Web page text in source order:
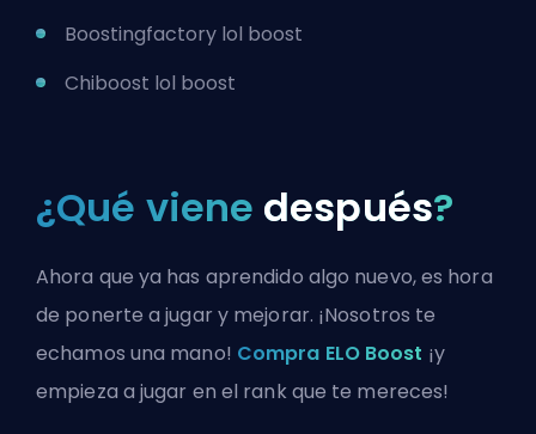
Boostingfactory lol boost
Chiboost lol boost
¿Qué viene después?
Ahora que ya has aprendido algo nuevo, es hora
de ponerte a jugar y mejorar. ¡Nosotros te
echamos una mano! Compra ELO Boost ¡y
empieza a jugar en el rank que te mereces!